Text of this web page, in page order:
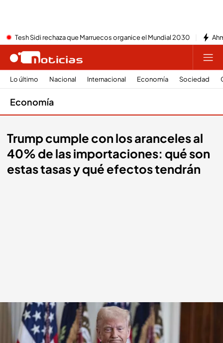
Tesh Sidi rechaza que Marruecos organice el Mundial 2030
Lo último Nacional Internacional Economía Sociedad
Economía
Trump cumple con los aranceles al
40% de las importaciones: qué son
estas tasas y qué efectos tendrán
Las consecuencias de los aranceles de Trump a México, Canadá y China
Redacción digital Noticias Cuatro